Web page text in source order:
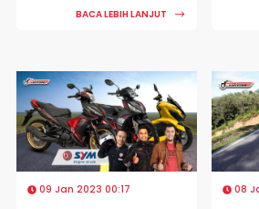
BACA LEBIH LANJUT
09 Jan 2023 00:17 08